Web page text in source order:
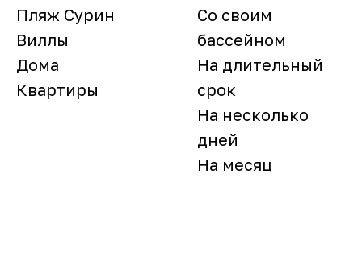
Пляж Сурин
Виллы
Дома
Квартиры
Со своим
бассейном
На длительный
срок
На несколько
дней
На месяц